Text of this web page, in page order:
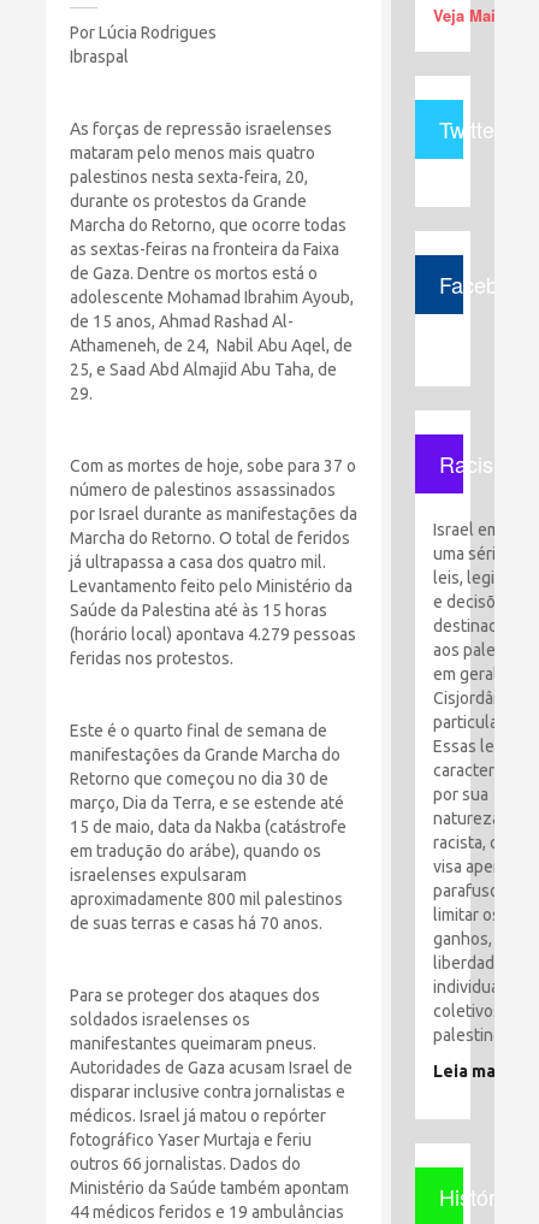
Por Lúcia Rodrigues
Ibraspal
As forças de repressão israelenses
mataram pelo menos mais quatro
palestinos nesta sexta-feira, 20,
durante os protestos da Grande
Marcha do Retorno, que ocorre todas
as sextas-feiras na fronteira da Faixa
de Gaza. Dentre os mortos está o
adolescente Mohamad Ibrahim Ayoub,
de 15 anos, Ahmad Rashad Al-
Athameneh, de 24, Nabil Abu Aqel, de
25, e Saad Abd Almajid Abu Taha, de
29.
Com as mortes de hoje, sobe para 37 o
número de palestinos assassinados
por Israel durante as manifestações da
Marcha do Retorno. O total de feridos
já ultrapassa a casa dos quatro mil.
Levantamento feito pelo Ministério da
Saúde da Palestina até às 15 horas
(horário local) apontava 4.279 pessoas
feridas nos protestos.
Este é o quarto final de semana de
manifestações da Grande Marcha do
Retorno que começou no dia 30 de
março, Dia da Terra, e se estende até
15 de maio, data da Nakba (catástrofe
em tradução do arábe), quando os
israelenses expulsaram
aproximadamente 800 mil palestinos
de suas terras e casas há 70 anos.
Para se proteger dos ataques dos
soldados israelenses os
manifestantes queimaram pneus.
Autoridades de Gaza acusam Israel de
disparar inclusive contra jornalistas e
médicos. Israel já matou o repórter
fotográfico Yaser Murtaja e feriu
outros 66 jornalistas. Dados do
Ministério da Saúde também apontam
44 médicos feridos e 19 ambulâncias
Veja Mais (+)
Twitter
Facebook
Racismo
Israel emitiu
uma série de
leis,
e decisões
destinadas
aos
em geral e à
Cisjordânia
particular.
Essas leis são
por sua
natureza
racista, que
visa apertar
parafusos e
limitar os
ganhos,
liberdades
individuais e
coletivos dos
palestinos.
Leia mais
História